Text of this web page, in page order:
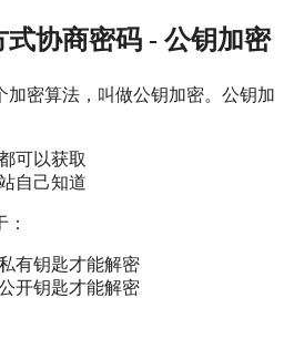
式协商密码 - 公钥加密
加密算法，叫做公钥加密。公钥加
可以获取
自己知道
有钥匙才能解密
开钥匙才能解密